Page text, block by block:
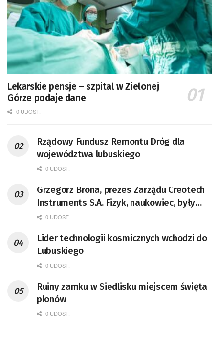
Lekarskie pensje – szpital w Zielonej
Górze podaje dane
0 UDOST.
Rządowy Fundusz Remontu Dróg dla
województwa lubuskiego
0 UDOST.
Grzegorz Brona, prezes Zarządu Creotech
Instruments S.A. Fizyk, naukowiec, były
pracownik CERN w Genewie,
doktor habilitowany nauk fizycznych,
koordynator Rady Sektorowej ds.
Kompetencji Przemysłu Lotniczo-
Badań Kosmicznych i Satelitarnych PAN.
0 UDOST.
Lider technologii kosmicznych wchodzi do
Lubuskiego
0 UDOST.
Ruiny zamku w Siedlisku miejscem święta
plonów
0 UDOST.